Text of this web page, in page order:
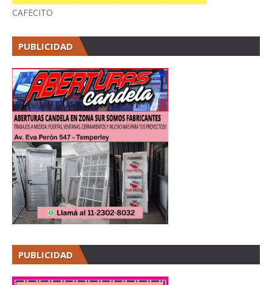
CAFECITO
PUBLICIDAD
PUBLICIDAD